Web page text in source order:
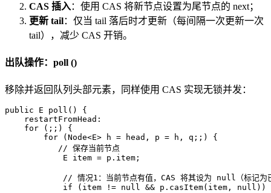
CAS 插入：使用 CAS 将新节点设置为尾节点的 next；
更新 tail：仅当 tail 落后时才更新（每间隔一次更新一次
tail），减少 CAS 开销。
出队操作：poll ()
移除并返回队列头部元素，同样使用 CAS 实现无锁并发：
public E poll ()
{
    restartFromHead:
for (;;) {
for (Node<E> h = head, p = h, q;;) {
// 保存当前节点
E
item = p.item;
// 情况1：当前节点有值，CAS 将其设为 null（标记
if (item != null && p.casItem(item, null